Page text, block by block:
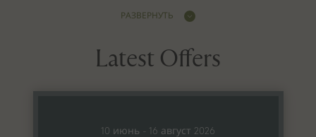
РАЗВЕРНУТЬ
Latest Offers
10 июнь - 16 август 2026